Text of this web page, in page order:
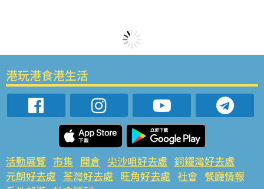
港玩港食港生活
活動展覽 市集 開倉 尖沙咀好去處 銅鑼灣好去處
元朗好去處 荃灣好去處 旺角好去處 社會 餐廳情報